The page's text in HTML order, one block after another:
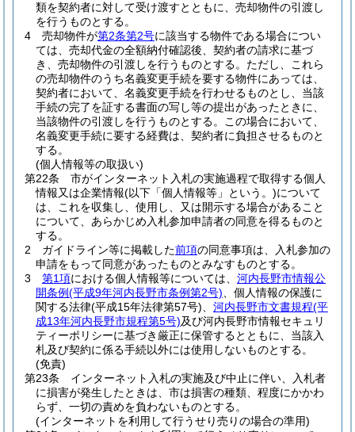
類を契約者に対して受け渡すとともに、売却物件の引渡し
を行うものとする。
4
売却物件が第2条第2号に該当する物件である場合につい
ては、売却代金の全額納付確認後、契約者の請求に基づ
き、売却物件の引渡しを行うものとする。 ただし、これら
の売却物件のうち名義変更手続を要する物件にあっては、
契約者において、名義変更手続を行わせるものとし、当該
手続の完了を証する書面の写し等の提出があったときに、
当該物件の引渡しを行うものとする。
この場合において、
名義変更手続に要する経費は、契約者に負担させるものと
する。
(個人情報等の取扱い)
第22条
市がインターネット入札の実施過程で取得する個人
情報又は企業情報(以下「個人情報等」という。)について
は、これを収集し、使用し、又は開示する場合があること
について、あらかじめ入札参加申請者の同意を得るものと
する。
2
ガイドライン等に掲載した前項の同意事項は、入札参加の
申請をもって同意があったものとみなすものとする。
3
第1項における個人情報等については、 河内長野市情報公
開条例(平成9年河内長野市条例第2号) 、個人情報の保護に
関する法律(平成15年法律第57号) 河内長野市文書規程(平
成13年河内長野市規程第5号)及び河内長野市情報セキュリ
ティーポリシーに基づき厳正に保管するとともに、当該入
札及び契約に係る手続以外には使用しないものとする。
(免責)
第23条
インターネット入札の実施及び中止に伴い、入札者
に損害が発生したときは、市は損害の種類、程度にかかわ
らず、一切の責めを負わないものとする。
(インターネットを利用して行うせり売りの場合の準用)